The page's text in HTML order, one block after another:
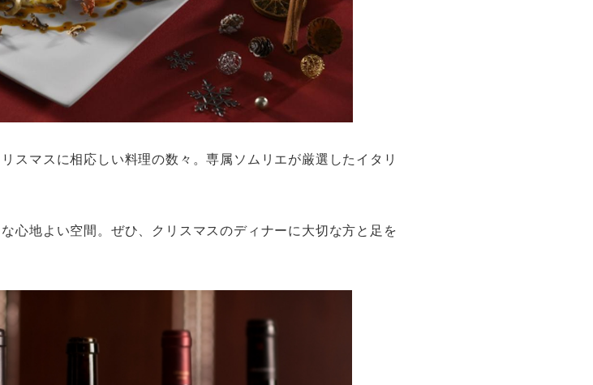
スマスに相応しい料理の数々。専属ソムリエが厳選したイタリ
心地よい空間。ぜひ、クリスマスのディナーに大切な方と足を